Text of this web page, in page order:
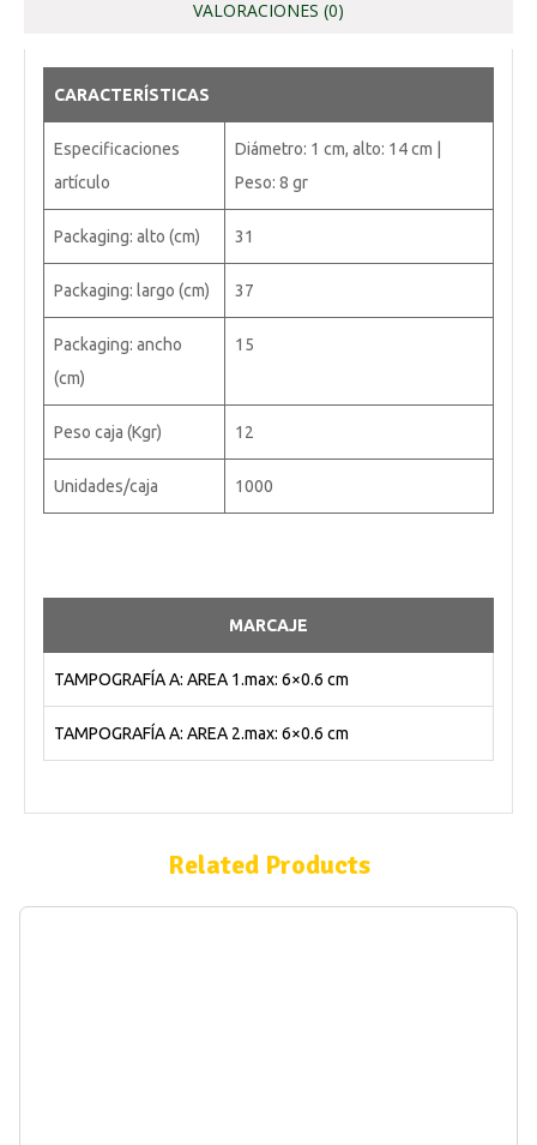
VALORACIONES (0)
CARACTERÍSTICAS
Especificaciones
artículo
Diámetro: 1 cm, alto: 14 cm |
Peso: 8 gr
Packaging: alto (cm) 31
Packaging: largo (cm) 37
Packaging: ancho
(cm)
15
Peso caja (Kgr) 12
Unidades/caja 1000
MARCAJE
TAMPOGRAFÍA A: AREA 1.max: 6×0.6 cm
TAMPOGRAFÍA A: AREA 2.max: 6×0.6 cm
Related Products